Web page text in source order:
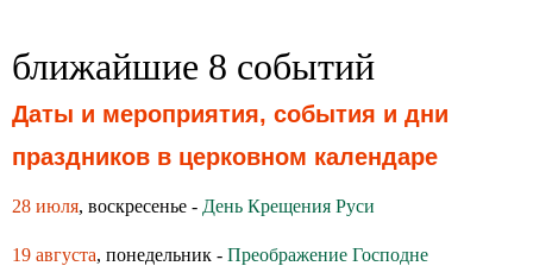
ближайшие 8 событий
Даты и мероприятия, события и дни
праздников в церковном календаре
28 июля, воскресенье - День Крещения Руси
19 августа, понедельник - Преображение Господне